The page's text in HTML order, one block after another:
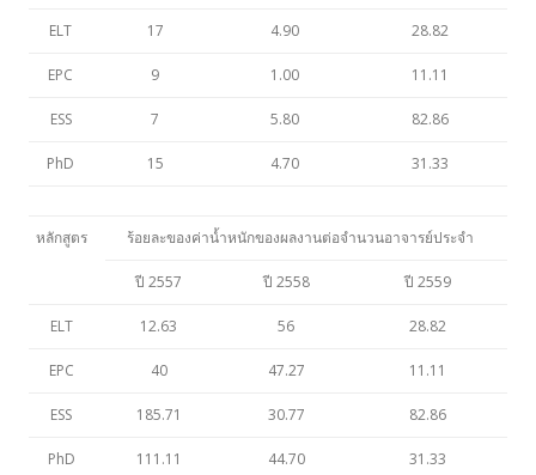
ELT 17 4.90 28.82
EPC 9 1.00 11.11
ESS 7 5.80 82.86
PhD 15 4.70 31.33
หลักสูตร ร้อยละของค่าน้ำหนักของผลงานต่อจำนวนอาจารย์ประจำ
ปี 2557 ปี 2558 ปี 2559
ELT 12.63 56 28.82
EPC 40 47.27 11.11
ESS 185.71 30.77 82.86
PhD 111.11 44.70 31.33